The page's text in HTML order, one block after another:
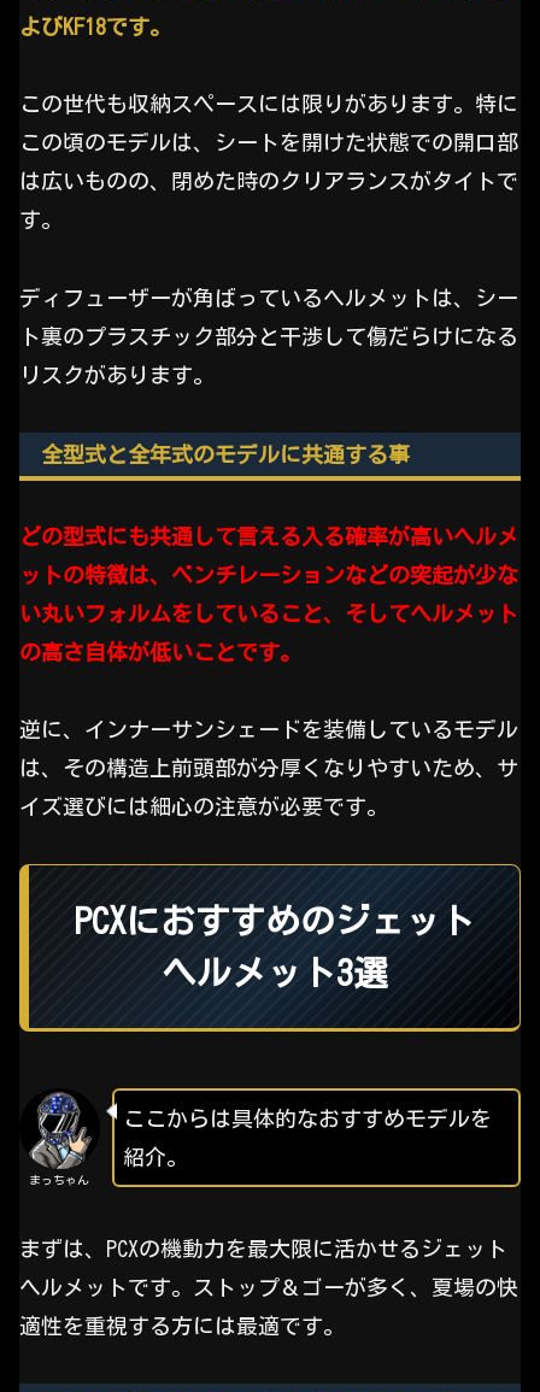
よびKF18です。
この世代も収納スペースには限りがあります。特に
この頃のモデルは、シートを開けた状態での開口部
は広いものの、閉めた時のクリアランスがタイトで
す。
ディフューザーが角ばっているヘルメットは、シー
ト裏のプラスチック部分と干渉して傷だらけになる
リスクがあります。
全型式と全年式のモデルに共通する事
どの型式にも共通して言える入る確率が高いヘルメ
ットの特徴は、ベンチレーションなどの突起が少な
い丸いフォルムをしていること、そしてヘルメット
の高さ自体が低いことです。
逆に、インナーサンシェードを装備しているモデル
は、その構造上前頭部が分厚くなりやすいため、サ
イズ選びには細心の注意が必要です。
PCXにおすすめのジェット
ヘルメット3選
まっちゃん
ここからは具体的なおすすめモデルを
紹介。
まずは、PCXの機動力を最大限に活かせるジェット
ヘルメットです。ストップ＆ゴーが多く、夏場の快
適性を重視する方には最適です。